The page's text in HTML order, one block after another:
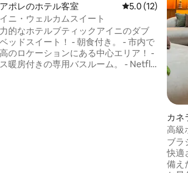
5つ星中5.0つ星の平均評価
ポレのホテル客室 レビュー12件、
5.0 (12)
ニ・ウェルカムスイート
的なホテルブティックアイニのダブ
ドスイート！ - 朝食付き。 - 市内で
のロケーションにある中心エリア！ -
暖房付きの専用バスルーム。 - Netflix
カネ
高級
ブラ
快適
備え